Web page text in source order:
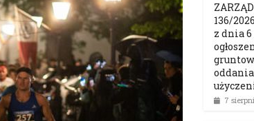
136/
z dnia
7